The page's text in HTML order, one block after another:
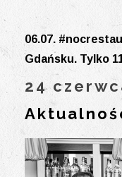
06.07.
Gdańsku. Tylko
24